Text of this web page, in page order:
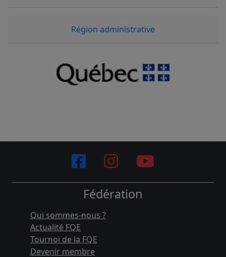
Région administrative
Fédération
Qui sommes-nous ?
Actualité FQE
Tournoi de la FQE
Devenir membre